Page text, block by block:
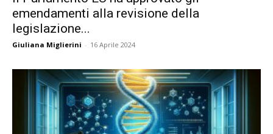
emendamenti alla revisione della
legislazione...
Giuliana Miglierini - 16 Aprile 2024